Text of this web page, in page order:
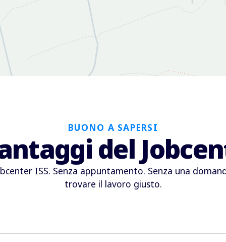
BUONO A SAPERSI
del
ISS. Senza appuntamento. Senza una
trovare il lavoro giusto.